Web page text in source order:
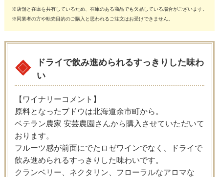
※店舗と在庫を共有しているため、在庫のある商品でも欠品している場合がございます。
※同業者の方や転売目的のご購入と思われるご注文はお受けできません。
ドライで飲み進められるすっきりした味わ
い
【ワイナリーコメント】
原料となったブドウは北海道余市町から。
ベテラン農家 安芸農園さんから購入させていただいて
おります。
フルーツ感が前面にでたロゼワインでなく、ドライで
飲み進められるすっきりした味わいです。
クランベリー、ネクタリン、フローラルなアロマな